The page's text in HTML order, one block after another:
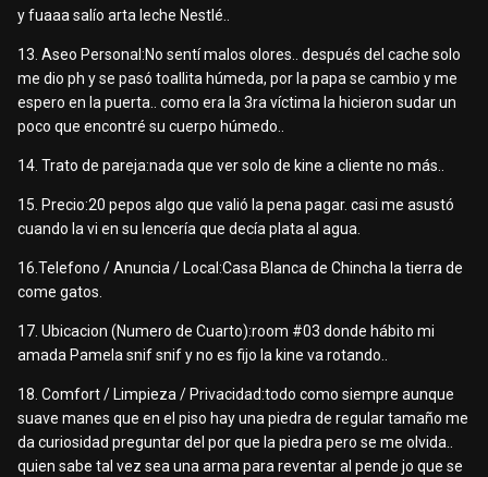
y fuaaa salío arta leche Nestlé..
13. Aseo Personal:No sentí malos olores.. después del cache solo
me dio ph y se pasó toallita húmeda, por la papa se cambio y me
espero en la puerta.. como era la 3ra víctima la hicieron sudar un
poco que encontré su cuerpo húmedo..
14. Trato de pareja:nada que ver solo de kine a cliente no más..
15. Precio:20 pepos algo que valió la pena pagar. casi me asustó
cuando la vi en su lencería que decía plata al agua.
16.Telefono / Anuncia / Local:Casa Blanca de Chincha la tierra de
come gatos.
17. Ubicacion (Numero de Cuarto):room #03 donde hábito mi
amada Pamela snif snif y no es fijo la kine va rotando..
18. Comfort / Limpieza / Privacidad:todo como siempre aunque
suave manes que en el piso hay una piedra de regular tamaño me
da curiosidad preguntar del por que la piedra pero se me olvida..
quien sabe tal vez sea una arma para reventar al pende jo que se